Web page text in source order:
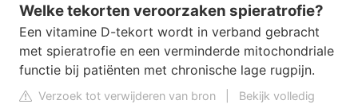
Welke tekorten veroorzaken spieratrofie?
Een vitamine D-tekort wordt in verband gebracht
met spieratrofie en een verminderde mitochondriale
functie bij patiënten met chronische lage rugpijn.
Verzoek tot verwijderen van bron
Bekijk volledig